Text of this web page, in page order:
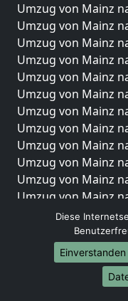
Umzug von Mainz
Umzug von Mainz
Umzug von Mainz
Umzug von Mainz
Umzug von Mainz
Umzug von Mainz
Umzug von Mainz
Umzug von Mainz
Umzug von Mainz
Umzug von Mainz
Umzug von Mainz
Umzug von Mainz
Umzug von Mainz
Umzug von Mainz
Umzug von Mainz
Internationale-
Diese
Einverstanden